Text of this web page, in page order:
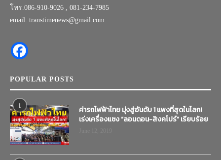
โทร.086-910-9026 , 081-234-7985
email: transtimenews@gmail.com
POPULAR POSTS
1
ค่ารถไฟฟ้าไทย มุ่งสู่อันดับ 1 แพงที่สุดในโลก!
เร่งเครื่องแซง “ลอนดอน-สิงคโปร์” เรียบร้อย